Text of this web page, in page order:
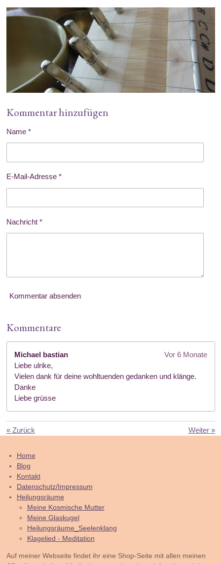
Kommentar hinzufügen
Name *
E-Mail-Adresse *
Nachricht *
Kommentar absenden
Kommentare
Michael bastian
Vor 6 Monate
Liebe ulrike,
Vielen dank für deine wohltuenden gedanken und klänge.
Danke
Liebe grüsse
« Zurück Weiter»
Home
Blog
Kontakt
Datenschutz/Impressum
Heilungsräume
Meine Kosmische Mutter
Meine Glaskugel
Heilungsräume_Seelenklang
Klagelied - Meditation
Auf meiner Webseite findet ihr eine Shop-Seite mit allen meinen